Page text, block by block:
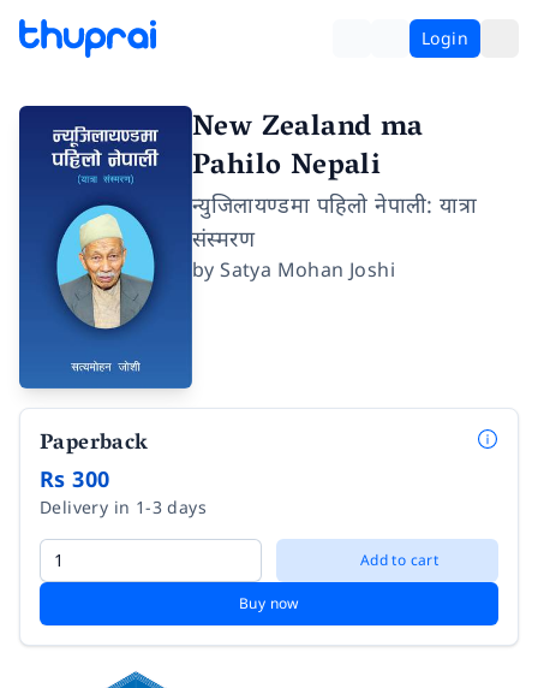
Login
New Zealand ma
Pahilo Nepali
न्युजिलायण्डमा पहिलो नेपाली: यात्रा
संस्मरण
bySatya Mohan Joshi
Paperback
Rs 300
Delivery in 1-3 days
Add to cart
Buy now